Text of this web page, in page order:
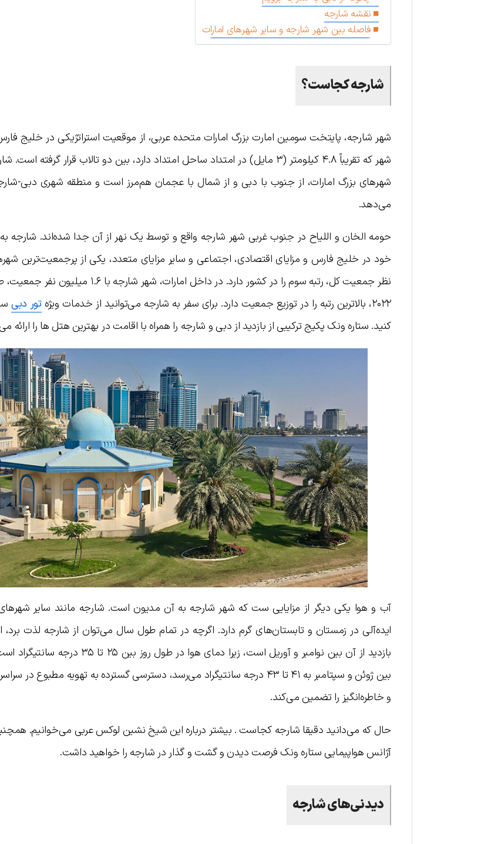
نقشه شارجه
فاصله بین شهر شارجه و سایر شهرهای امارات
شارجه کجاست؟
شهر شارجه، پایتخت سومین امارت بزرگ امارات متحده عربی، از موقعیت استراتژیکی در خلیج
شهر که تقریباً ۴.۸ کیلومتر (۳ مایل) در امتداد ساحل امتداد دارد، بین دو تالاب قرار گرفته
شهرهای بزرگ امارات، از جنوب با دبی و از شمال با عجمان هم‌مرز است و منطقه شهری دبی-
می‌دهد.
حومه الخان و اللیاح در جنوب غربی شهر شارجه واقع و توسط یک نهر از آن جدا شده‌اند. شارجه
خود در خلیج فارس و مزایای اقتصادی، اجتماعی و سایر مزایای متعدد، یکی از پرجمعیت‌ترین
نظر جمعیت کل، رتبه سوم را در کشور دارد. در داخل
۲۰۲۲، بالاترین رتبه را در توزیع جمعیت دارد. برای سفر به شارجه می‌توانید از خدمات ویژه
تور دبی
کنید. ستاره ونک پکیج ترکیبی از بازدید از دبی و شارجه را همراه با اقامت در بهترین هتل ها را ارائه
آب و هوا یکی دیگر از مزایایی ست که شهر شارجه به آن مدیون است. شارجه مانند سایر
ایده‌آلی در زمستان و تابستان‌های گرم دارد. اگرچه در تمام طول سال می‌توان از شارجه لذت برد،
بازدید از آن بین نوامبر و آوریل است، زیرا دمای هوا
بین ژوئن و سپتامبر به ۴۱ تا ۴۳ درجه سانتیگراد می‌رسد، دسترسی گسترده به تهویه مطبوع
و خاطره‌انگیز را تضمین می‌کند.
حال که می‌دانید دقیقا شارجه کجاست . بیشتر درباره این شیخ نشین لوکس عربی می‌خوانیم.
آژانس هواپیمایی ستاره ونک فرصت دیدن و گشت و گذار در شارجه را خواهید داشت.
دیدنی‌های شارجه